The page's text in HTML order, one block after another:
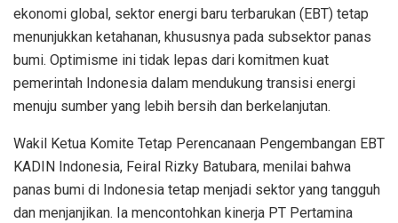
ekonomi global, sektor energi baru terbarukan (EBT) tetap
menunjukkan ketahanan, khususnya pada subsektor panas
bumi. Optimisme ini tidak lepas dari komitmen kuat
pemerintah Indonesia dalam mendukung transisi energi
menuju sumber yang lebih bersih dan berkelanjutan.
Wakil Ketua Komite Tetap Perencanaan Pengembangan EBT
KADIN Indonesia, Feiral Rizky Batubara, menilai bahwa
panas bumi di Indonesia tetap menjadi sektor yang tangguh
dan menjanjikan. Ia mencontohkan kinerja PT Pertamina